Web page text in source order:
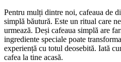
Pentru mulți dintre noi, cafeaua de
simplă băutură. Este un ritual care
urmează. Deși cafeaua simplă are
ingrediente speciale poate
experiență cu totul deosebită. Iată
cafea la tine acasă.